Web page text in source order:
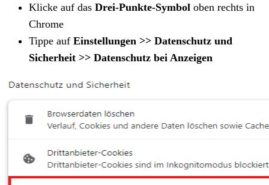
Klicke auf das Drei-Punkte-Symbol oben rechts in
Chrome
Tippe auf Einstellungen >> Datenschutz und
Sicherheit >> Datenschutz bei Anzeigen